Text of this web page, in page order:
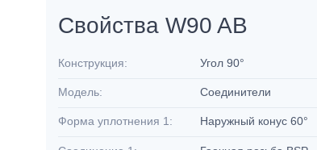
Свойства W90 AB
Конструкция: Угол 90°
Модель: Соединители
Форма уплотнения 1: Наружный конус 60°